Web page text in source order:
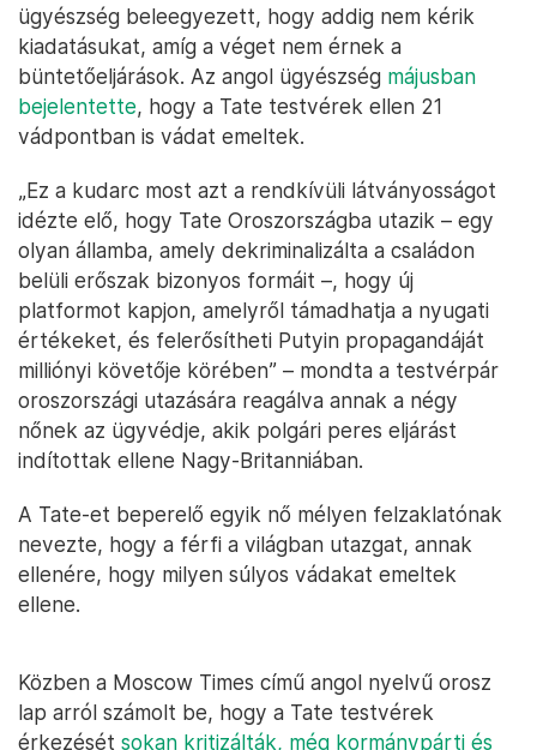
ügyészség beleegyezett, hogy addig nem kérik
kiadatásukat, amíg a véget nem érnek a
büntetőeljárások. Az angol ügyészség májusban
bejelentette, hogy a Tate testvérek ellen 21
vádpontban is vádat emeltek.
„Ez a kudarc most azt a rendkívüli látványosságot
idézte elő, hogy Tate Oroszországba utazik – egy
olyan államba, amely dekriminalizálta a családon
belüli erőszak bizonyos formáit –, hogy új
platformot kapjon, amelyről támadhatja a nyugati
értékeket, és felerősítheti Putyin propagandáját
milliónyi követője körében” – mondta a testvérpár
oroszországi utazására reagálva annak a négy
nőnek az ügyvédje, akik polgári peres eljárást
indítottak ellene Nagy-Britanniában.
A Tate-et beperelő egyik nő mélyen felzaklatónak
nevezte, hogy a férfi a világban utazgat, annak
ellenére, hogy milyen súlyos vádakat emeltek
ellene.
Közben a Moscow Times című angol nyelvű orosz
lap arról számolt be, hogy a Tate testvérek
érkezését sokan kritizálták, még kormánypárti és